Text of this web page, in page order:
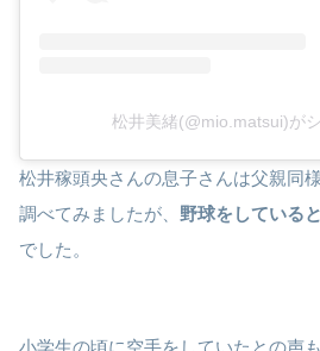
松井美緒(@mio.matsui)が
松井稼頭央さんの息子さんは父親同
調べてみましたが、 野球をしている
でした。
小学生の頃に空手をしていたとの声